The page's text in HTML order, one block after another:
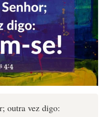
outra vez digo: